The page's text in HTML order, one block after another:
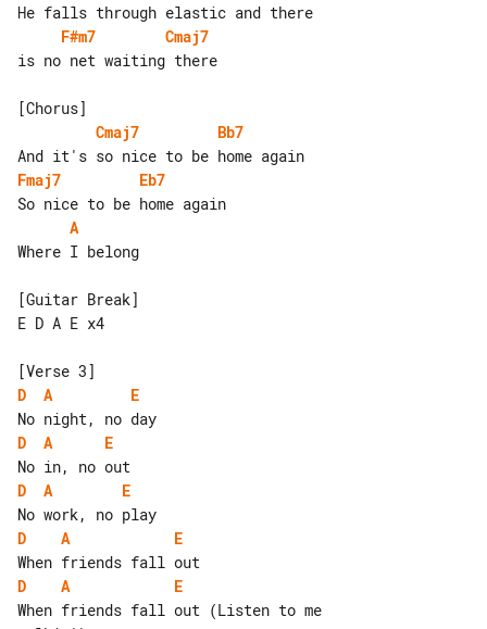
F#m7
Cmaj7
is no net waiting there
Cmaj7
Bb7
Fmaj7
Eb7
A
Where I belong
[Guitar Break]
E D A E x4
D
A
E
D
A
E
D
A
E
D
A
E
D
A
E
When friends fall out (Listen to me